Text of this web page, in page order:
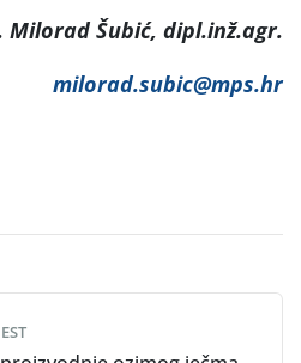
Milorad Šubić, dipl.inž.agr.
milorad.subic@mps.hr